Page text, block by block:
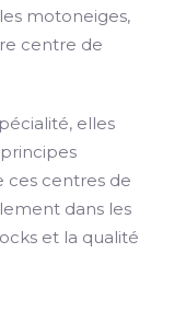
motoneiges,
centre de
elles
ces centres de
dans les
et la qualité